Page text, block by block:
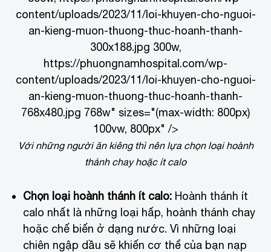
content/uploads/2023/11/loi-khuyen-cho-nguoi-
an-kieng-muon-thuong-thuc-hoanh-thanh-
300x188.jpg 300w,
https://phuongnamhospital.com/wp-
content/uploads/2023/11/loi-khuyen-cho-nguoi-
an-kieng-muon-thuong-thuc-hoanh-thanh-
768x480.jpg 768w" sizes="(max-width: 800px)
100vw, 800px" />
Với những người ăn kiêng thì nên lựa chọn loại hoành
thánh chay hoặc ít calo
Chọn loại hoành thánh ít calo: Hoành thánh ít
calo nhất là những loại hấp, hoành thánh chay
hoặc chế biến ở dạng nước. Vì những loại
chiên ngập dầu sẽ khiến cơ thể của bạn nạp